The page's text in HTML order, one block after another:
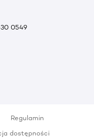
0549
Regulamin
dostępności